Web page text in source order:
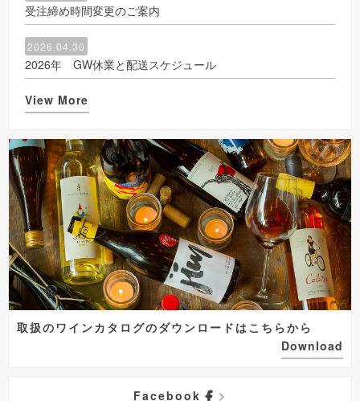
受注締め時間変更のご案内
2026.04.30
2026年 GW休業と配送スケジュール
View More
取扱のワインカタログのダウンロードはこちらから
Download
Facebook